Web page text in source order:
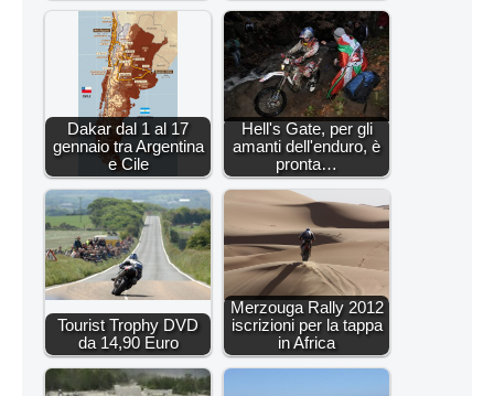
Dakar dal 1 al 17
gennaio tra Argentina
e Cile
Hell's Gate, per gli
amanti dell'enduro, è
pronta…
Tourist Trophy DVD
da 14,90 Euro
Merzouga Rally 2012
iscrizioni per la tappa
in Africa